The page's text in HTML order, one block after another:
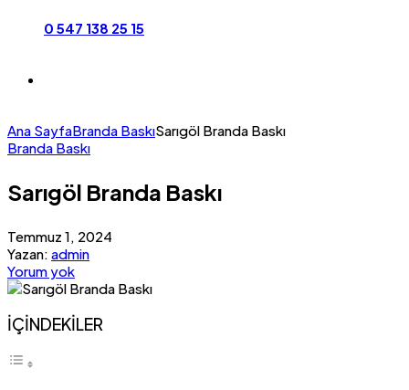
0 547 138 25 15
Ana SayfaBranda BaskıSarıgöl Branda Baskı
Branda Baskı
Sarıgöl Branda Baskı
Temmuz 1, 2024
Yazan: admin
Yorum yok
İÇİNDEKİLER